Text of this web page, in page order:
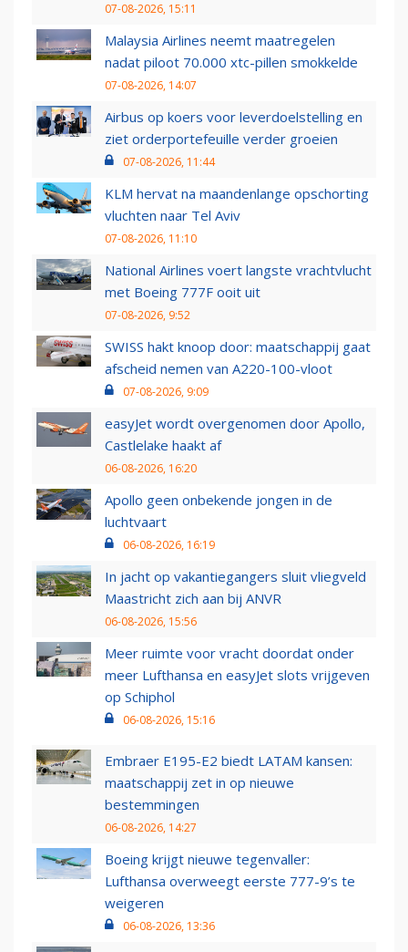
07-08-2026, 15:11
Malaysia Airlines neemt maatregelen
nadat piloot 70.000 xtc-pillen smokkelde
07-08-2026, 14:07
Airbus op koers voor leverdoelstelling en
ziet orderportefeuille verder groeien
07-08-2026, 11:44
KLM hervat na maandenlange opschorting
vluchten naar Tel Aviv
07-08-2026, 11:10
National Airlines voert langste vrachtvlucht
met Boeing 777F ooit uit
07-08-2026, 9:52
SWISS hakt knoop door: maatschappij gaat
afscheid nemen van A220-100-vloot
07-08-2026, 9:09
easyJet wordt overgenomen door Apollo,
Castlelake haakt af
06-08-2026, 16:20
Apollo geen onbekende jongen in de
luchtvaart
06-08-2026, 16:19
In jacht op vakantiegangers sluit vliegveld
Maastricht zich aan bij ANVR
06-08-2026, 15:56
Meer ruimte voor vracht doordat onder
meer Lufthansa en easyJet slots vrijgeven
op Schiphol
06-08-2026, 15:16
Embraer E195-E2 biedt LATAM kansen:
maatschappij zet in op nieuwe
bestemmingen
06-08-2026, 14:27
Boeing krijgt nieuwe tegenvaller:
Lufthansa overweegt eerste 777-9’s te
weigeren
06-08-2026, 13:36